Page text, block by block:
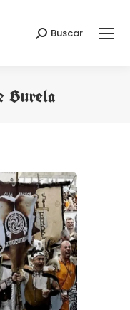
Buscar:
Buscar
Burela